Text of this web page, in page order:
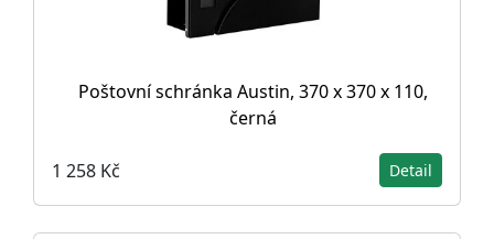
Poštovní schránka Austin, 370 x 370 x 110,
černá
1 258 Kč Detail